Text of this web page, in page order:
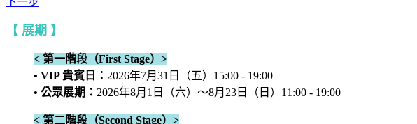
【 展期 】
< 第一階段（First Stage）>
• VIP 貴賓日： 2026年7月31日（五）15:00 - 19:00
• 公眾展期： 2026年8月1日（六）～8月23日（日）11:00 - 19:00
< 第二階段（Second Stage）>